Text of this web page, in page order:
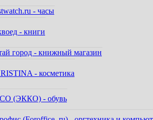
- часы
- книги
город - книжный магазин
- косметика
(ЭККО) - обувь